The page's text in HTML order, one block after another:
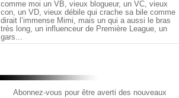
comme moi un VB, vieux blogueur, un VC, vieux
con, un VD, vieux débile qui crache sa bile comme
dirait l’immense Mimi, mais un qui a aussi le bras
très long, un influenceur de Première League, un
gars...
Abonnez-vous pour être averti des nouveaux